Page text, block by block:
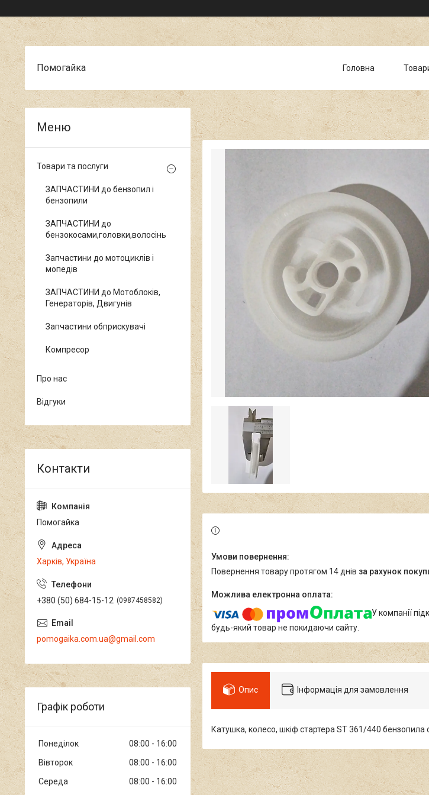
Помогайка Головна
повернення товару протягом 14 днів за рахунок
У компанії
будь-який товар не покидаючи сайту.
Опис Інформація для замовлення
Катушка, колесо, шкіф стартера ST 361/440 бензопила
Товари та послуги
ЗАПЧАСТИНИ до бензопил і
бензопили
ЗАПЧАСТИНИ до
бензокосами,головки,волосінь
Запчастини до мотоциклів і
мопедів
ЗАПЧАСТИНИ до Мотоблоків,
Генераторів, Двигунів
Запчастини обприскувачі
Компресор
Про нас
Відгуки
Помогайка
Харків, Україна
+380 (50) 684-15-12 0987458582
pomogaika.com.ua@gmail.com
Графік роботи
Понеділок 08:00
16:00
Вівторок
08:00
16:00
Середа
08:00 16:00